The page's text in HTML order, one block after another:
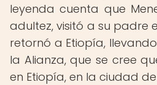
leyenda cuenta que
adultez, visitó a su padre
retornó a Etiopía,
la Alianza, que se cree
en Etiopía, en la ciudad de